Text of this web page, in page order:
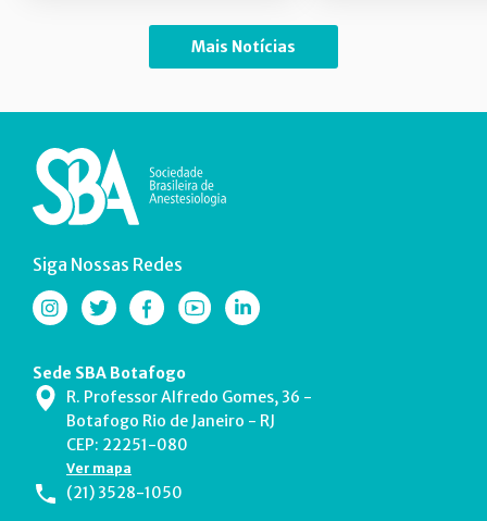
Mais Notícias
Siga Nossas Redes
Sede SBA Botafogo
R. Professor Alfredo Gomes, 36 -
Botafogo Rio de Janeiro - RJ
CEP: 22251-080
Ver mapa
(21) 3528-1050